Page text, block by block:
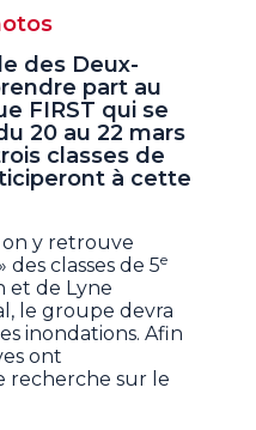
des Deux-
part au
FIRST qui se
20 au 22 mars
classes de
à cette
y retrouve
des classes de 5e
et de Lyne
le groupe devra
inondations. Afin
ont
recherche sur le